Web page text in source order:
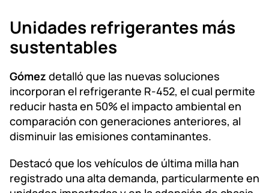
Unidades refrigerantes más
sustentables
Gómez detalló que las nuevas soluciones
incorporan el refrigerante R-452, el cual permite
reducir hasta en 50% el impacto ambiental en
comparación con generaciones anteriores, al
disminuir las emisiones contaminantes.
Destacó que los vehículos de última milla han
registrado una alta demanda, particularmente en